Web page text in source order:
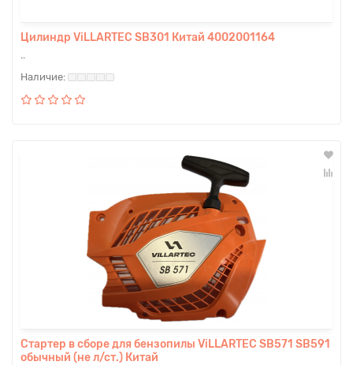
Цилиндр ViLLARTEC SB301 Китай 4002001164
..
Стартер в сборе для бензопилы ViLLARTEC SB571 SB591
обычный (не л/ст.) Китай